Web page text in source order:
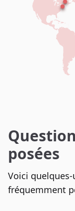
posées
Voici
fréquemment